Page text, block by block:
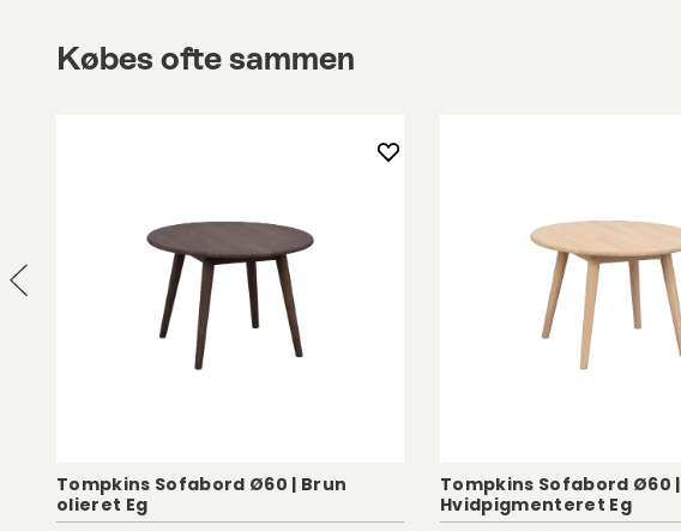
Købes ofte sammen
Tompkins Sofabord Ø60 | Brun
olieret Eg
Tompkins Sofabord Ø60 |
Hvidpigmenteret Eg